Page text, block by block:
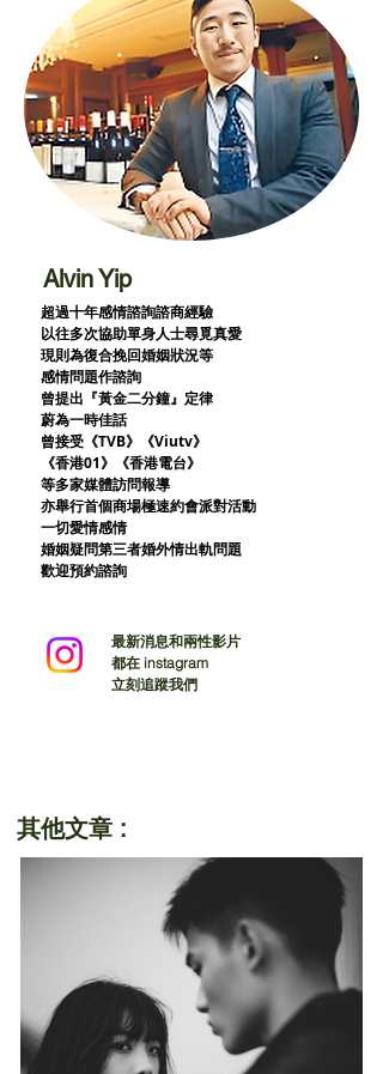
Alvin Yip
超過十年感情諮詢諮商經驗
以往多次協助單身人士尋覓真愛
現則為復合挽回婚姻狀況等
感情問題作諮詢
曾提出『黃金二分鐘』定律
蔚為一時佳話
曾接受《TVB》《Viutv》
《香港01》
《香港電台》
等多家媒體訪問報導
亦舉行首個商場極速約會派對活動
一切愛情感情
婚姻疑問第三者婚外情出軌問題
歡迎預約諮詢
最新消息和兩性影片
都在 instagram
立刻追蹤我們
其他文章 :